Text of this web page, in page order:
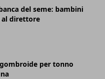
del seme: bambini
direttore
per tonno